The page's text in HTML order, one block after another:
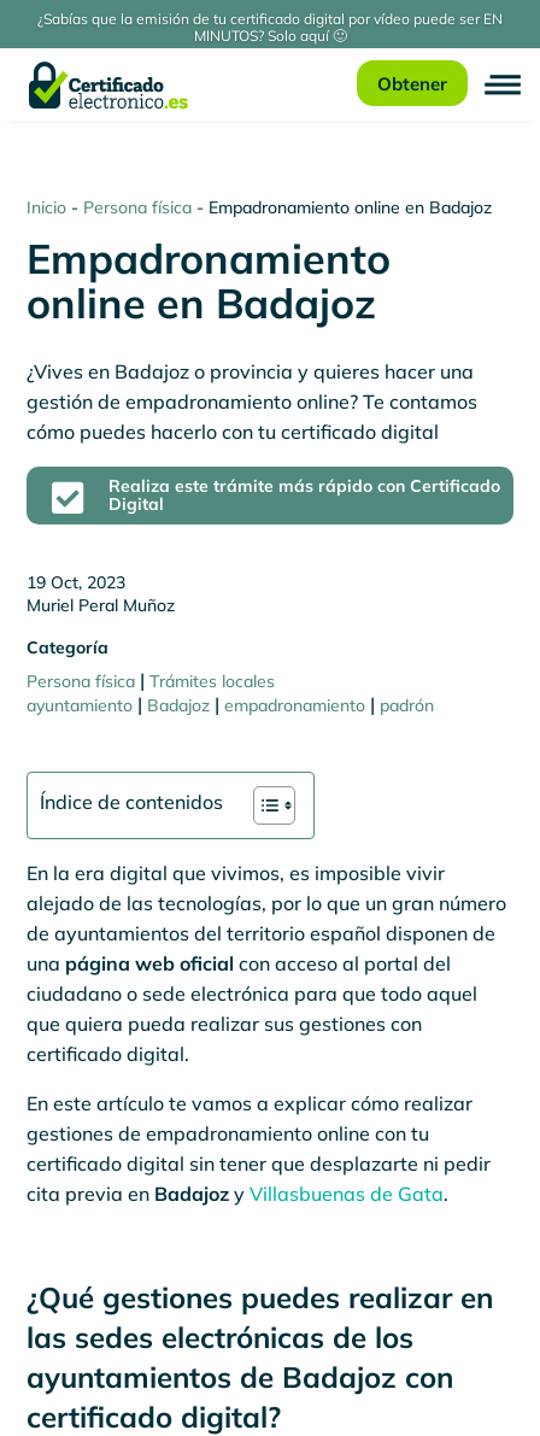
¿Sabías que la emisión de tu certificado digital por vídeo puede ser EN
MINUTOS? Solo aquí 🙂
Obtener
Inicio - Persona física - Empadronamiento online en Badajoz
Empadronamiento
online en Badajoz
¿Vives en Badajoz o provincia y quieres hacer una
gestión de empadronamiento online? Te contamos
cómo puedes hacerlo con tu certificado digital

Realiza este trámite más rápido con Certificado
Digital
19 Oct, 2023
Muriel Peral Muñoz
Categoría
Persona física |Trámites locales
ayuntamiento | Badajoz |empadronamiento | padrón
Índice de contenidos
En la era digital que vivimos, es imposible vivir
alejado de las tecnologías, por lo que un gran número
de ayuntamientos del territorio español disponen de
una página web oficial con acceso al portal del
ciudadano o sede electrónica para que todo aquel
que quiera pueda realizar sus gestiones con
certificado digital.
En este artículo te vamos a explicar cómo realizar
gestiones de empadronamiento online con tu
certificado digital sin tener que desplazarte ni pedir
cita previa en Badajoz yVillasbuenas de Gata.
¿Qué gestiones puedes realizar en
las sedes electrónicas de los
ayuntamientos de Badajoz con
certificado digital?